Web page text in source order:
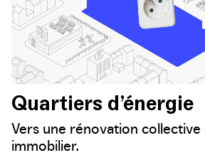
Quartiers d’énergie
Vers une rénovation
immobilier.